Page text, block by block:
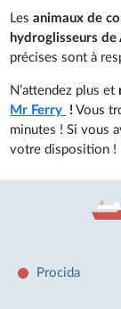
Lesanimaux de
hydroglisseurs
précises sont à
N’attendez plus et
Mr Ferry ! Vous
minutes ! Si vous
votre disposition !
Procida